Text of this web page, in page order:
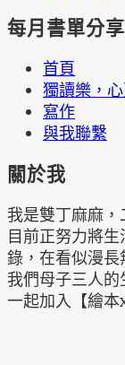
每月書單分享
首頁
獨讀樂，
寫作
與我聯繫
關於我
我是雙丁麻麻，
目前正努力將
錄，在看似漫
我們母子三人
一起加入【繪本